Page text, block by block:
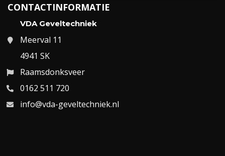
CONTACTINFORMATIE
VDA Geveltechniek
Meerval 11
4941 SK
Raamsdonksveer
0162 511 720
info@vda-geveltechniek.nl